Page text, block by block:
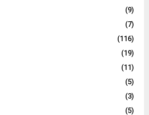
(9)
(7)
(116)
(19)
(11)
(5)
(3)
(5)